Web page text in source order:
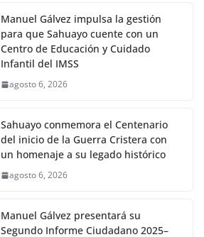
Manuel Gálvez impulsa la gestión
para que Sahuayo cuente con un
Centro de Educación y Cuidado
Infantil del IMSS
agosto 6, 2026
Sahuayo conmemora el Centenario
del inicio de la Guerra Cristera con
un homenaje a su legado histórico
agosto 6, 2026
Manuel Gálvez presentará su
Segundo Informe Ciudadano 2025–